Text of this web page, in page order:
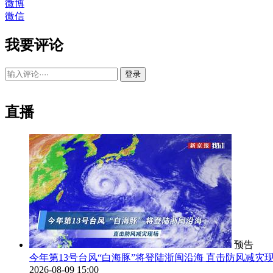
微博
微信
我要评论
登录
直播
预告
今年第13号台风“白海豚”将登陆浙闽沿海 直击防风减灾
2026-08-09 15:00